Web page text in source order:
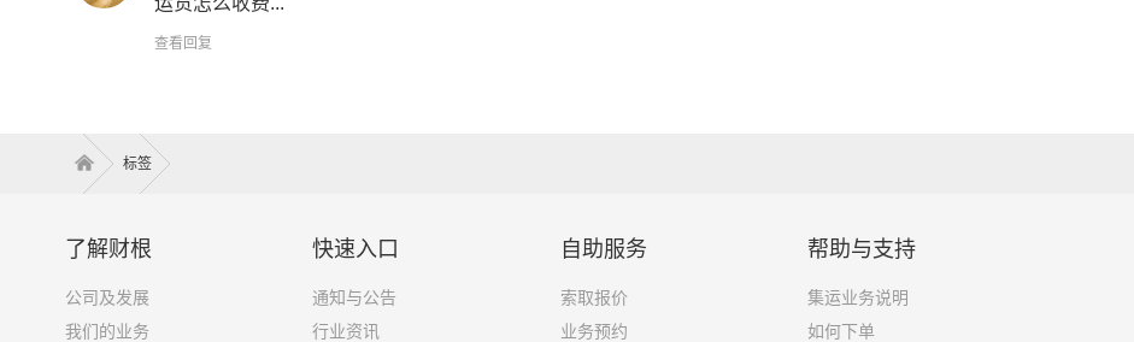
查看回复
标签
了解财根
公司及发展
我们的业务
快速入口
通知与公告
行业资讯
自助服务
索取报价
业务预约
帮助与支持
集运业务说明
如何下单